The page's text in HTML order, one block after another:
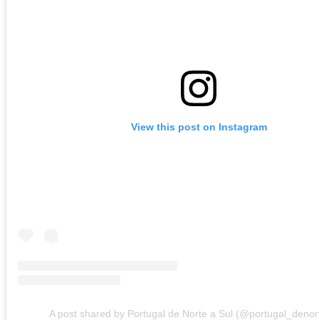
View this post on Instagram
A post shared by Portugal de Norte a Sul